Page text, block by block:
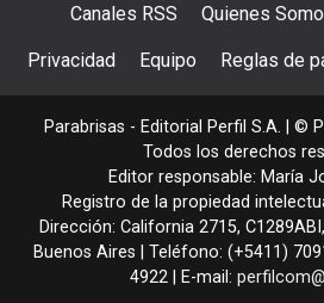
Canales RSS Quienes
Privacidad Equipo Reglas de
Parabrisas - Editorial Perfil S.A. | ©
Todos los derechos
Editor responsable: María
Registro de la propiedad
Dirección: California 2715, C1289ABI ,
Buenos Aires | Teléfono: (+5411)
4922 | E-mail: